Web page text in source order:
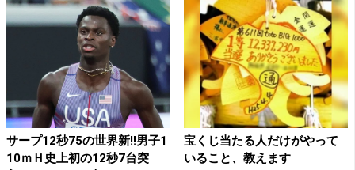
サープ12秒75の世界新!!男子1
10ｍＨ史上初の12秒7台突
宝くじ当たる人だけがやって
いること、教えます